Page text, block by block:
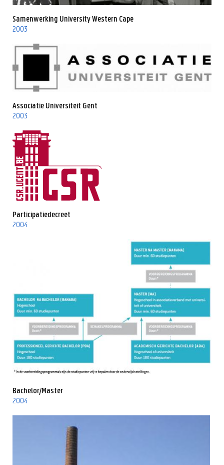
Samenwerking University Western Cape
2003
Associatie Universiteit Gent
2003
Participatiedecreet
2004
Bachelor/Master
2004